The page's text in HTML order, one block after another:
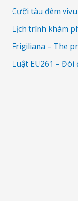
Cưỡi tàu đêm
Lịch trình khám
Frigiliana – The
Luật EU261 – Đòi